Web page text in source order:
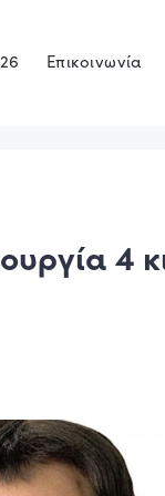
Επικοινωνία
4